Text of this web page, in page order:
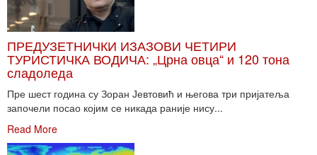
ПРЕДУЗЕТНИЧКИ ИЗАЗОВИ ЧЕТИРИ
ТУРИСТИЧКА ВОДИЧА: „Црна овца“ и 120 тона
сладоледа
Пре шест година су Зоран Јевтовић и његова три пријатеља
започели посао којим се никада раније нису...
Read More